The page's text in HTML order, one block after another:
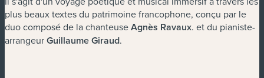
plus beaux textes du patrimoine francophone, conçu par le
duo composé de la chanteuseAgnès Ravaux. et du pianiste-
arrangeurGuillaume Giraud.